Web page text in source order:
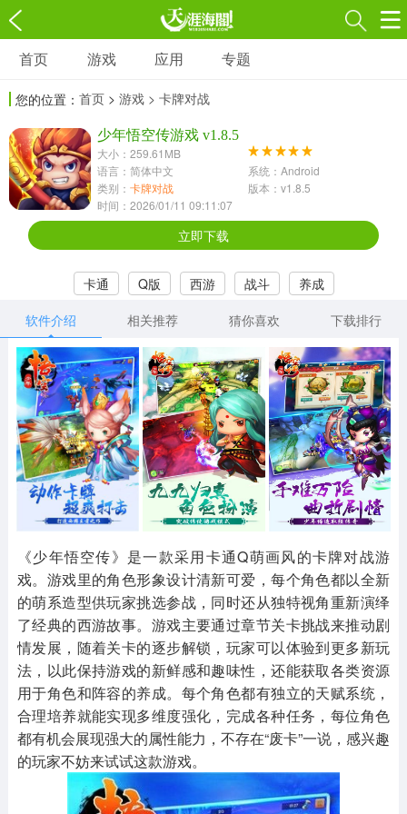
游戏
3697款应用
1597款应用
休闲益智
13387款应用
2196款应用
冒险解谜
1072款应用
418款应用
568款应用
音乐舞蹈
269款应用
2716款应用
515款应用
其他
1654款应用
游戏助手
515款应用
MOD游戏
1056款应用
首页 游戏 应用 专题
您的位置： 首页 > 游戏 > 卡牌对战
少年悟空传游戏 v1.8.5
大小：259.61MB
语言：简体中文
系统：Android
类别： 卡牌对战
版本：v1.8.5
时间：2026/01/11 09:11:07
立即下载
卡通 Q版 西游 战斗
养成
软件介绍
相关推荐 猜你喜欢 下载排行
《少年悟空传》是一款采用卡通Q萌画风的卡牌对战游
戏。游戏里的角色形象设计清新可爱，每个角色都以全新
的萌系造型供玩家挑选参战，同时还从独特视角重新演绎
了经典的西游故事。游戏主要通过章节关卡挑战来推动剧
情发展，随着关卡的逐步解锁，玩家可以体验到更多新玩
法，以此保持游戏的新鲜感和趣味性，还能获取各类资源
用于角色和阵容的养成。每个角色都有独立的天赋系统，
合理培养就能实现多维度强化，完成各种任务，每位角色
都有机会展现强大的属性能力，不存在“废卡”一说，感兴趣
的玩家不妨来试试这款游戏。